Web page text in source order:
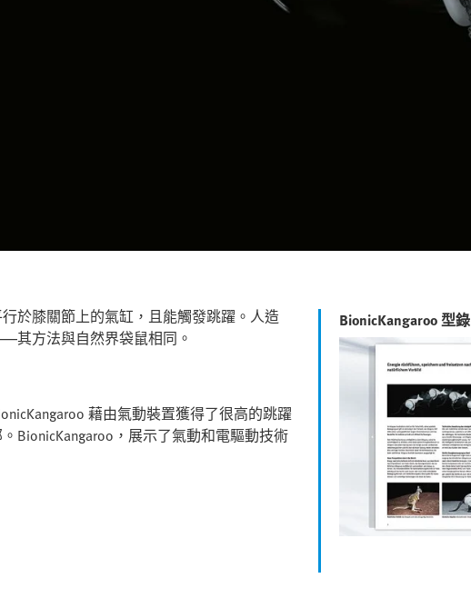
於膝關節上的氣缸，且能觸發跳躍。人造
其方法與自然界袋鼠相同。
藉由氣動裝置獲得了很高的跳躍
，展示了氣動和電驅動技術
BionicKangaroo 型錄